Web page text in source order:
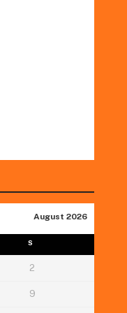
August 2026
S
2
9